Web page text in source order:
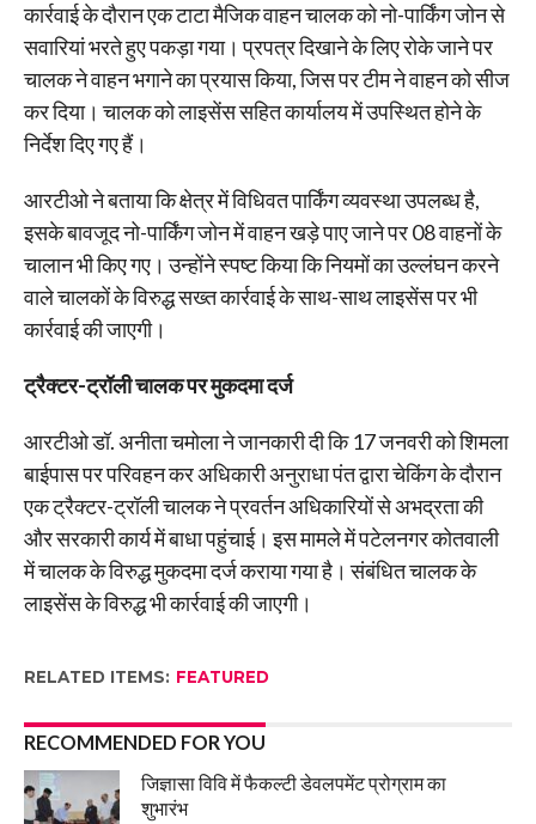
कार्रवाई के दौरान एक टाटा मैजिक वाहन चालक को नो-पार्किंग जोन से
सवारियां भरते हुए पकड़ा गया। प्रपत्र दिखाने के लिए रोके जाने पर
चालक ने वाहन भगाने का प्रयास किया, जिस पर टीम ने वाहन को सीज
कर दिया। चालक को लाइसेंस सहित कार्यालय में उपस्थित होने के
निर्देश दिए गए हैं।
आरटीओ ने बताया कि क्षेत्र में विधिवत पार्किंग व्यवस्था उपलब्ध है,
इसके बावजूद नो-पार्किंग जोन में वाहन खड़े पाए जाने पर 08 वाहनों के
चालान भी किए गए। उन्होंने स्पष्ट किया कि नियमों का उल्लंघन करने
वाले चालकों के विरुद्ध सख्त कार्रवाई के साथ-साथ लाइसेंस पर भी
कार्रवाई की जाएगी।
ट्रैक्टर-ट्रॉली चालक पर मुकदमा दर्ज
आरटीओ डॉ. अनीता चमोला ने जानकारी दी कि 17 जनवरी को शिमला
बाईपास पर परिवहन कर अधिकारी अनुराधा पंत द्वारा चेकिंग के दौरान
एक ट्रैक्टर-ट्रॉली चालक ने प्रवर्तन अधिकारियों से अभद्रता की
और सरकारी कार्य में बाधा पहुंचाई। इस मामले में पटेलनगर कोतवाली
में चालक के विरुद्ध मुकदमा दर्ज कराया गया है। संबंधित चालक के
लाइसेंस के विरुद्ध भी कार्रवाई की जाएगी।
RELATED ITEMS: FEATURED
RECOMMENDED FOR YOU
जिज्ञासा विवि में फैकल्टी डेवलपमेंट प्रोग्राम का
शुभारंभ